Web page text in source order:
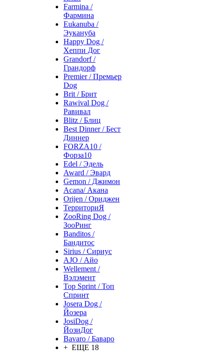
Farmina /
Фармина
Eukanuba /
Эукануба
Happy Dog /
Хеппи Дог
Grandorf /
Грандорф
Premier / Премьер
Dog
Brit / Брит
Rawival Dog /
Равивал
Blitz / Блиц
Best Dinner / Бест
Диннер
FORZA10 /
Форза10
Edel / Эдель
Award / Эвард
Gemon / Джимон
Acana/ Акана
Orijen / Ориджен
ТерриториЯ
ZooRing Dog /
ЗооРинг
Banditos /
Бандитос
Sirius / Сириус
AJO / Айо
Wellement /
Вэлэмент
Top Sprint / Топ
Спринт
Josera Dog /
Йозера
JosiDog /
ЙозиДог
Bavaro / Баваро
+ ЕЩЕ 18